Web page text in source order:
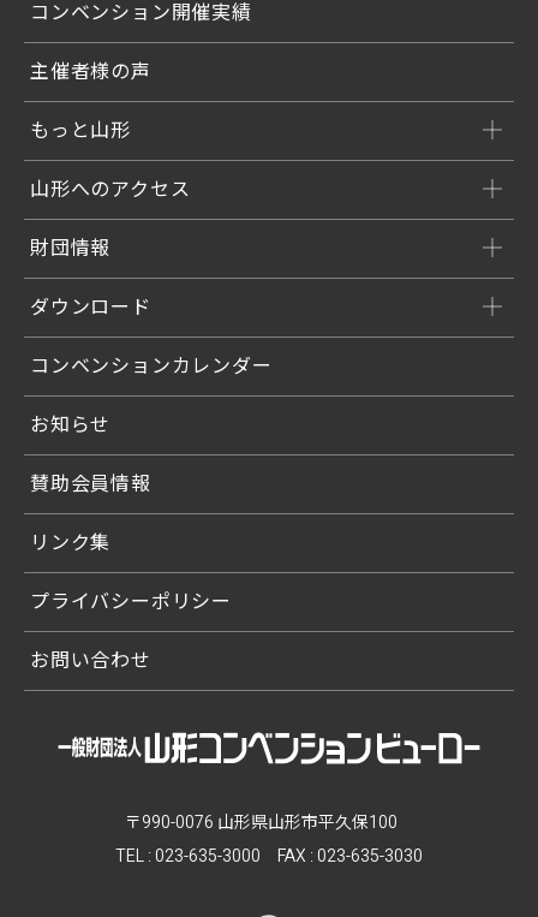
コンベンション開催実績
主催者様の声
もっと山形
山形へのアクセス
財団情報
ダウンロード
コンベンションカレンダー
お知らせ
賛助会員情報
リンク集
プライバシーポリシー
お問い合わせ
〒990-0076 山形県山形市平久保100
TEL : 023-635-3000 FAX : 023-635-3030